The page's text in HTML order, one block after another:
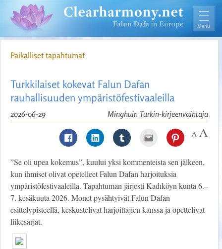
Paikalliset tapahtumat
Turkkilaiset kokevat Falun Dafan
rauhallisuuden ympäristöfestivaaleilla
Minghuin Turkin-kirjeenvaihtaja
2026-06-29
”Se oli upea kokemus”, kuului yksi kommenteista sen jälkeen,
kun ihmiset olivat opetelleet Falun Dafan harjoituksia
ympäristöfestivaaleilla. Tapahtuman järjesti Kadıköyn kunta 6.–
7. kesäkuuta 2026. Monet pysähtyivät Falun Dafan
esittelypisteellä, keskustelivat harjoittajien kanssa ja opettelivat
liikesarjat.